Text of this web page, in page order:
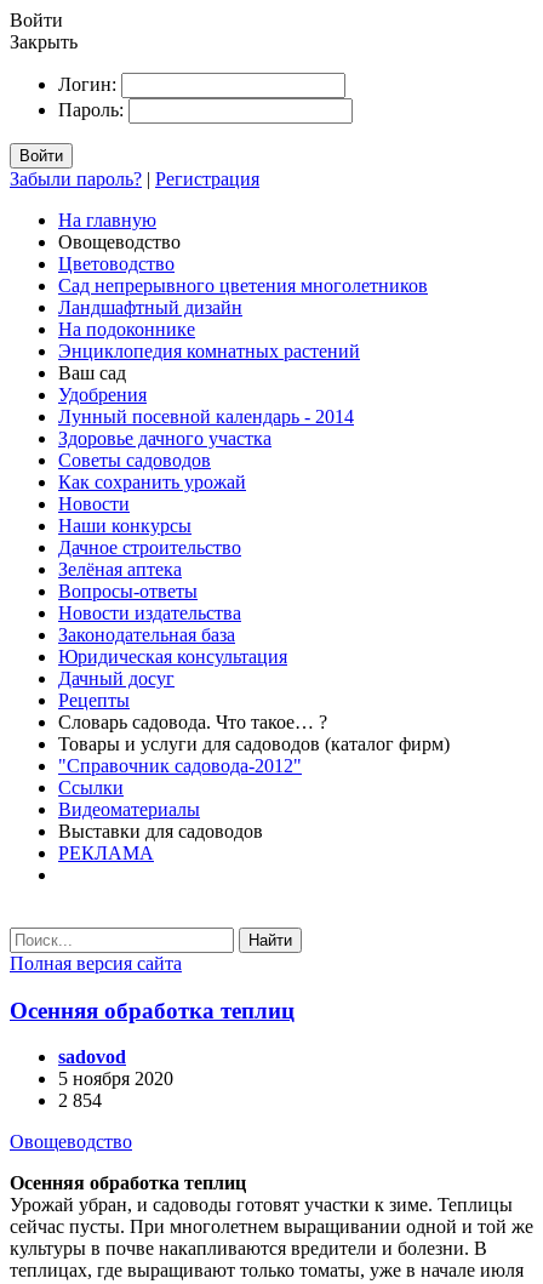
Войти
Закрыть
Логин:
Пароль:
Войти
Забыли пароль? | Регистрация
На главную
Овощеводство
Цветоводство
Сад непрерывного цветения многолетников
Ландшафтный дизайн
На подоконнике
Энциклопедия комнатных растений
Ваш сад
Удобрения
Лунный посевной календарь - 2014
Здоровье дачного участка
Советы садоводов
Как сохранить урожай
Новости
Наши конкурсы
Дачное строительство
Зелёная аптека
Вопросы-ответы
Новости издательства
Законодательная база
Юридическая консультация
Дачный досуг
Рецепты
Словарь садовода. Что такое… ?
Товары и услуги для садоводов (каталог фирм)
"Справочник садовода-2012"
Ссылки
Видеоматериалы
Выставки для садоводов
РЕКЛАМА
Найти
Полная версия сайта
Осенняя обработка теплиц
sadovod
5 ноября 2020
2 854
Овощеводство
Осенняя обработка теплиц
Урожай убран, и садоводы готовят участки к зиме. Теплицы
сейчас пусты. При многолетнем выращивании одной и той же
культуры в почве накапливаются вредители и болезни. В
теплицах, где выращивают только томаты, уже в начале июля